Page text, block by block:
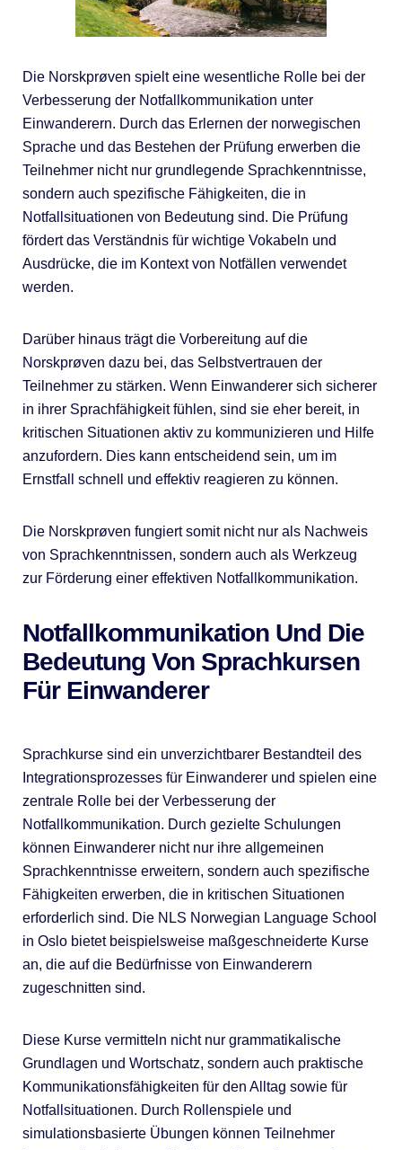
Die Norskprøven spielt eine wesentliche Rolle bei der
Verbesserung der Notfallkommunikation unter
Einwanderern. Durch das Erlernen der norwegischen
Sprache und das Bestehen der Prüfung erwerben die
Teilnehmer nicht nur grundlegende Sprachkenntnisse,
sondern auch spezifische Fähigkeiten, die in
Notfallsituationen von Bedeutung sind. Die Prüfung
fördert das Verständnis für wichtige Vokabeln und
Ausdrücke, die im Kontext von Notfällen verwendet
werden.
Darüber hinaus trägt die Vorbereitung auf die
Norskprøven dazu bei, das Selbstvertrauen der
Teilnehmer zu stärken. Wenn Einwanderer sich sicherer
in ihrer Sprachfähigkeit fühlen, sind sie eher bereit, in
kritischen Situationen aktiv zu kommunizieren und Hilfe
anzufordern. Dies kann entscheidend sein, um im
Ernstfall schnell und effektiv reagieren zu können.
Die Norskprøven fungiert somit nicht nur als Nachweis
von Sprachkenntnissen, sondern auch als Werkzeug
zur Förderung einer effektiven Notfallkommunikation.
Notfallkommunikation Und Die
Bedeutung Von Sprachkursen
Für Einwanderer
Sprachkurse sind ein unverzichtbarer Bestandteil des
Integrationsprozesses für Einwanderer und spielen eine
zentrale Rolle bei der Verbesserung der
Notfallkommunikation. Durch gezielte Schulungen
können Einwanderer nicht nur ihre allgemeinen
Sprachkenntnisse erweitern, sondern auch spezifische
Fähigkeiten erwerben, die in kritischen Situationen
erforderlich sind. Die NLS Norwegian Language School
in Oslo bietet beispielsweise maßgeschneiderte Kurse
an, die auf die Bedürfnisse von Einwanderern
zugeschnitten sind.
Diese Kurse vermitteln nicht nur grammatikalische
Grundlagen und Wortschatz, sondern auch praktische
Kommunikationsfähigkeiten für den Alltag sowie für
Notfallsituationen. Durch Rollenspiele und
simulationsbasierte Übungen können Teilnehmer